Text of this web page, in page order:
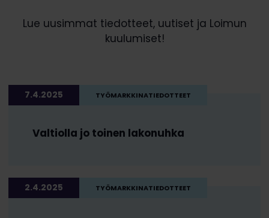
Lue uusimmat tiedotteet, uutiset ja Loimun
kuulumiset!
7.4.2025 TYÖMARKKINATIEDOTTEET
Valtiolla jo toinen lakonuhka
2.4.2025 TYÖMARKKINATIEDOTTEET